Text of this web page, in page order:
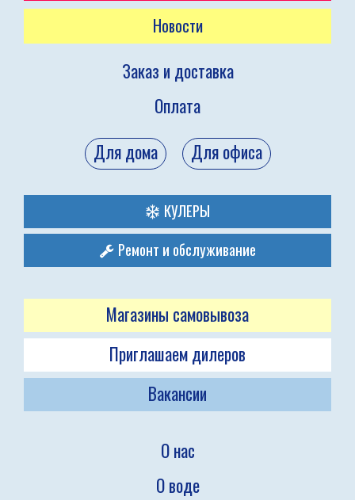
Новости
Заказ и доставка
Оплата
Для дома
Для офиса
КУЛЕРЫ
Ремонт и обслуживание
Магазины самовывоза
Приглашаем дилеров
Вакансии
О нас
О воде